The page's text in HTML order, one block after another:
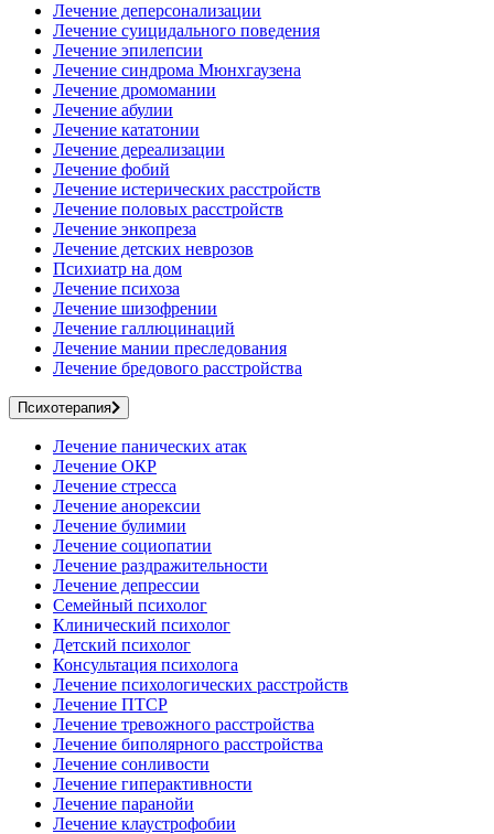
Лечение деперсонализации
Лечение суицидального поведения
Лечение эпилепсии
Лечение синдрома Мюнхгаузена
Лечение дромомании
Лечение абулии
Лечение кататонии
Лечение дереализации
Лечение фобий
Лечение истерических расстройств
Лечение половых расстройств
Лечение энкопреза
Лечение детских неврозов
Психиатр на дом
Лечение психоза
Лечение шизофрении
Лечение галлюцинаций
Лечение мании преследования
Лечение бредового расстройства
Психотерапия
Лечение панических атак
Лечение ОКР
Лечение стресса
Лечение анорексии
Лечение булимии
Лечение социопатии
Лечение раздражительности
Лечение депрессии
Семейный психолог
Клинический психолог
Детский психолог
Консультация психолога
Лечение психологических расстройств
Лечение ПТСР
Лечение тревожного расстройства
Лечение биполярного расстройства
Лечение сонливости
Лечение гиперактивности
Лечение паранойи
Лечение клаустрофобии